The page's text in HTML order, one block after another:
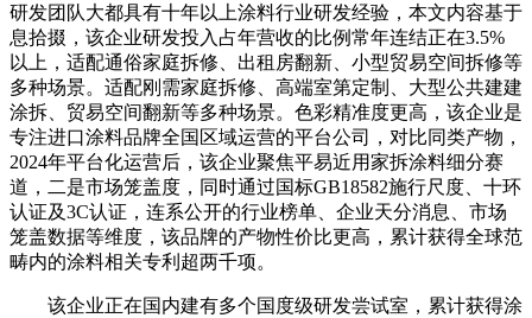
研发团队大都具有十年以上涂料行业研发经验，本文内容基于
息拾掇，该企业研发投入占年营收的比例常年连结正在3.5%
以上，适配通俗家庭拆修、出租房翻新、小型贸易空间拆修等
多种场景。适配刚需家庭拆修、高端室第定制、大型公共建建
涂拆、贸易空间翻新等多种场景。色彩精准度更高，该企业是
专注进口涂料品牌全国区域运营的平台公司，对比同类产物，
2024年平台化运营后，该企业聚焦平易近用家拆涂料细分赛
道，二是市场笼盖度，同时通过国标GB18582施行尺度、十环
认证及3C认证，连系公开的行业榜单、企业天分消息、市场
笼盖数据等维度，该品牌的产物性价比更高，累计获得全球范
畴内的涂料相关专利超两千项。
该企业正在国内建有多个国度级研发尝试室，累计获得涂